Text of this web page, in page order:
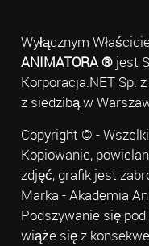
Wyłącznym
ANIMATORA ®jest
Korporacja.NET Sp. z
z siedzibą w
Copyright © -
Kopiowanie,
zdjęć, grafik jest
Marka - Akademia
Podszywanie się
wiąże się z